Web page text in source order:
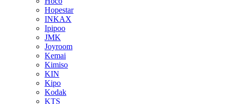
Hopestar
INKAX
Ipipoo
JMK
Joyroom
Kemai
Kimiso
KIN
Kipo
Kodak
KTS